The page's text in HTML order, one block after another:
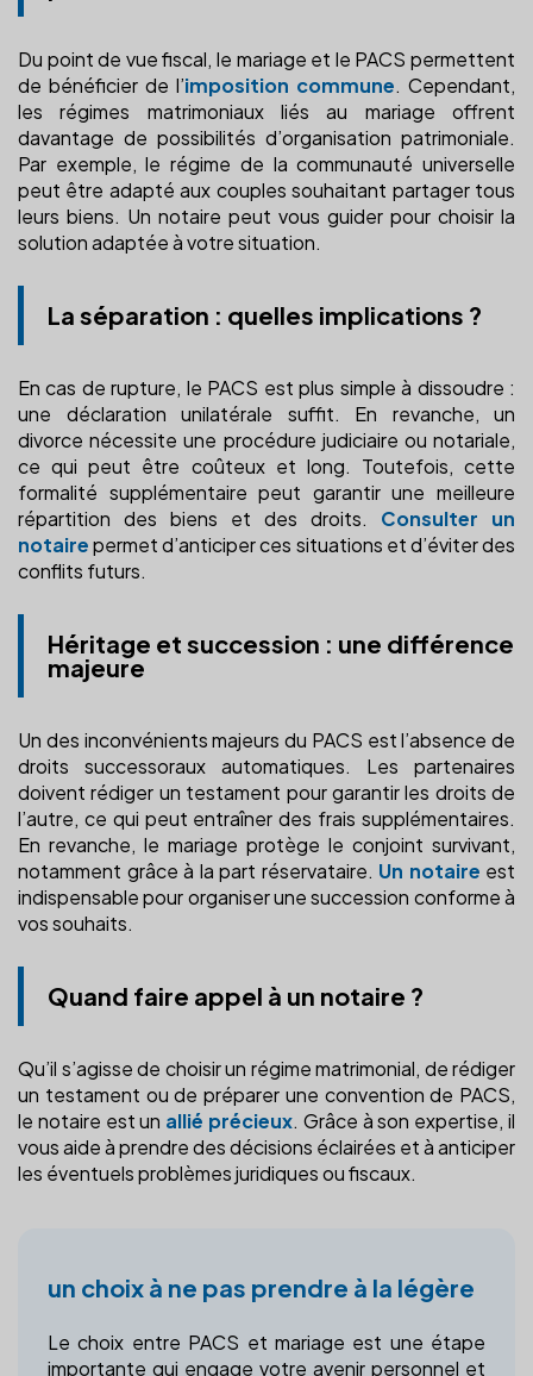
Du point de vue fiscal, le mariage et le PACS permettent
de bénéficier de l’imposition commune. Cependant,
les régimes matrimoniaux liés au mariage offrent
davantage de possibilités d’organisation patrimoniale.
Par exemple, le régime de la communauté universelle
peut être adapté aux couples souhaitant partager tous
leurs biens. Un notaire peut vous guider pour choisir la
solution adaptée à votre situation.
La séparation : quelles implications ?
En cas de rupture, le PACS est plus simple à dissoudre :
une déclaration unilatérale suffit. En revanche, un
divorce nécessite une procédure judiciaire ou notariale,
ce qui peut être coûteux et long. Toutefois, cette
formalité supplémentaire peut garantir une meilleure
répartition des biens et des droits. Consulter un
notairepermet d’anticiper ces situations et d’éviter des
conflits futurs.
Héritage et succession : une différence
majeure
Un des inconvénients majeurs du PACS est l’absence de
droits successoraux automatiques. Les partenaires
doivent rédiger un testament pour garantir les droits de
l’autre, ce qui peut entraîner des frais supplémentaires.
En revanche, le mariage protège le conjoint survivant,
notamment grâce à la part réservataire. Un notaire est
indispensable pour organiser une succession conforme à
vos souhaits.
Quand faire appel à un notaire ?
Qu’il s’agisse de choisir un régime matrimonial, de rédiger
un testament ou de préparer une convention de PACS,
le notaire est un allié précieux. Grâce à son expertise, il
vous aide à prendre des décisions éclairées et à anticiper
les éventuels problèmes juridiques ou fiscaux.
un choix à ne pas prendre à la légère
Le choix entre PACS et mariage est une étape
importante qui engage votre avenir personnel et